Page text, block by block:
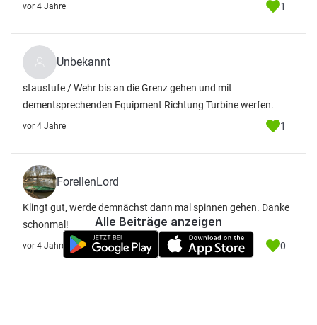
vor 4 Jahre 1
Unbekannt
staustufe / Wehr bis an die Grenz gehen und mit
dementsprechenden Equipment Richtung Turbine werfen.
vor 4 Jahre 1
ForellenLord
Klingt gut, werde demnächst dann mal spinnen gehen. Danke
schonmal!
vor 4 Jahre 0
Alle Beiträge anzeigen